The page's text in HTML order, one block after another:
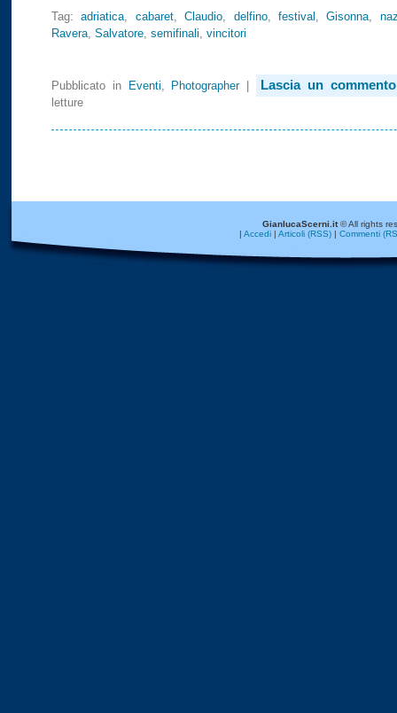
Tag:adriatica cabaret,Claudio delfino, festival ,Gisonna
Ravera Salvatore semifinali vincitori
Pubblicato in Eventi Photographer| Lascia un
letture
GianlucaScerni.it© All rights
| Accedi| Articoli (RSS)| Commenti